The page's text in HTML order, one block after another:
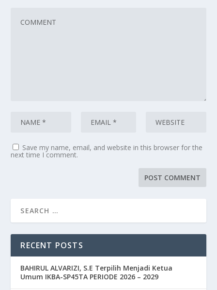
Save my name, email, and website in this browser for the
next time I comment.
RECENT POSTS
BAHIRUL ALVARIZI, S.E Terpilih Menjadi Ketua
Umum IKBA-SP45TA PERIODE 2026 – 2029